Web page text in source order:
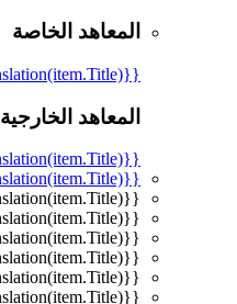
المعاهد الخاصة
{{mmc.getCurrentTranslation(item.Title)}}
المعاهد الخارجية
{{mmc.getCurrentTranslation(item.Title)}}
{{mmc.getCurrentTranslation(item.Title)}}
{{mmc.getCurrentTranslation(item.Title)}}
{{mmc.getCurrentTranslation(item.Title)}}
{{mmc.getCurrentTranslation(item.Title)}}
{{mmc.getCurrentTranslation(item.Title)}}
{{mmc.getCurrentTranslation(item.Title)}}
{{mmc.getCurrentTranslation(item.Title)}}